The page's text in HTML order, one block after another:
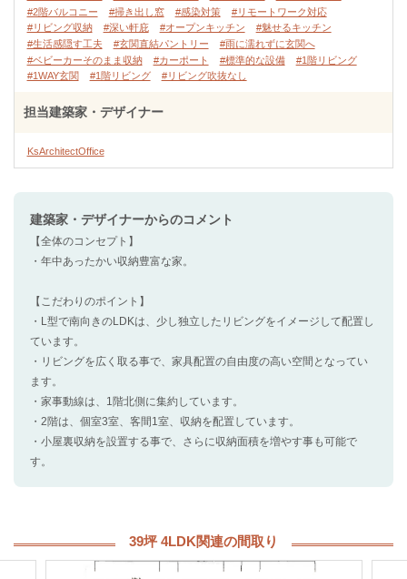
#2階バルコニー
#掃き出し窓 #感染対策
#リモートワーク対応
#リビング収納
#深い軒庇 #オープンキッチン
#魅せるキッチン
#生活感隠す工夫
#玄関直結パントリー
#雨に濡れずに玄関へ
#ベビーカーそのまま収納
#カーポート #標準的な設備
#1階リビング
#1WAY玄関
#1階リビング #リビング吹抜なし
担当建築家・デザイナー
KsArchitectOffice
建築家・デザイナーからのコメント
【全体のコンセプト】
・年中あったかい収納豊富な家。
【こだわりのポイント】
・L型で南向きのLDKは、少し独立したリビングをイメージして配置し
ています。
・リビングを広く取る事で、家具配置の自由度の高い空間となってい
ます。
・家事動線は、1階北側に集約しています。
・2階は、個室3室、客間1室、収納を配置しています。
・小屋裏収納を設置する事で、さらに収納面積を増やす事も可能で
す。
39坪 4LDK関連の間取り